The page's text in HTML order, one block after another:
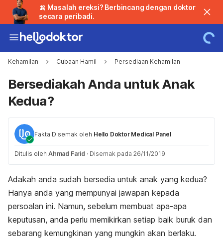
🍌 Masalah ereksi? Berbincang dengan doktor
secara peribadi.
Kehamilan Cubaan Hamil Persediaan Kehamilan
Bersediakah Anda untuk Anak
Kedua?
Fakta Disemak oleh Hello Doktor Medical Panel
Ditulis oleh Ahmad Farid · Disemak pada 26/11/2019
Adakah anda sudah bersedia untuk anak yang kedua?
Hanya anda yang mempunyai jawapan kepada
persoalan ini. Namun, sebelum membuat apa-apa
keputusan, anda perlu memikirkan setiap baik buruk dan
sebarang kemungkinan yang mungkin akan berlaku.